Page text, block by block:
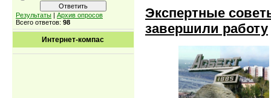
Результаты | Архив опросов
Всего ответов: 98
Интернет-компас
Экспертные
завершили работу